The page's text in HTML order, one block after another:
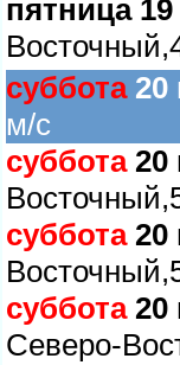
пятница
суббота20
м/с
суббота20
суббота20
суббота20
Северо-